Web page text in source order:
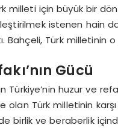
milleti için büyük bir
istenen hain
Bahçeli, Türk milletinin
Gücü
Türkiye’nin huzur ve
olan Türk milletinin
birlik ve beraberlik